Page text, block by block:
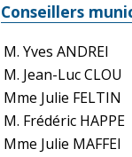
Conseillers
M. Yves ANDREI
M. Jean-Luc CLOU
Mme Julie FELTIN
M. Frédéric HAPPE
Mme Julie MAFFEI